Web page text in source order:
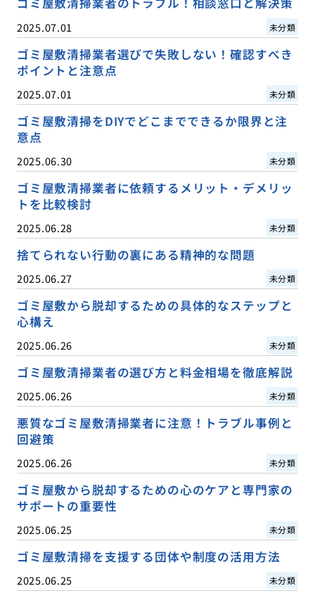
2025.07.01 未分類
ゴミ屋敷清掃業者選びで失敗しない！確認すべき
ポイントと注意点
2025.07.01 未分類
ゴミ屋敷清掃をDIYでどこまでできるか限界と注
意点
2025.06.30 未分類
ゴミ屋敷清掃業者に依頼するメリット・デメリッ
トを比較検討
2025.06.28 未分類
捨てられない行動の裏にある精神的な問題
2025.06.27 未分類
ゴミ屋敷から脱却するための具体的なステップと
心構え
2025.06.26 未分類
ゴミ屋敷清掃業者の選び方と料金相場を徹底解説
2025.06.26 未分類
悪質なゴミ屋敷清掃業者に注意！トラブル事例と
回避策
2025.06.26 未分類
ゴミ屋敷から脱却するための心のケアと専門家の
サポートの重要性
2025.06.25 未分類
ゴミ屋敷清掃を支援する団体や制度の活用方法
2025.06.25 未分類